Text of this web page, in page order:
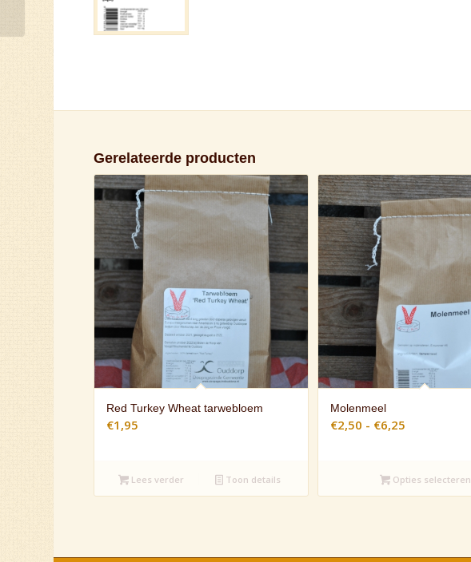
Gerelateerde producten
Red Turkey Wheat tarwebloem
€1,95
Lees verder Toon details
Molenmeel
€2,50 - €6,25
€6,25
Opties selecteren